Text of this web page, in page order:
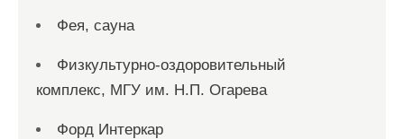
Фея, сауна
Физкультурно-оздоровительный
комплекс, МГУ им. Н.П. Огарева
Форд Интеркар